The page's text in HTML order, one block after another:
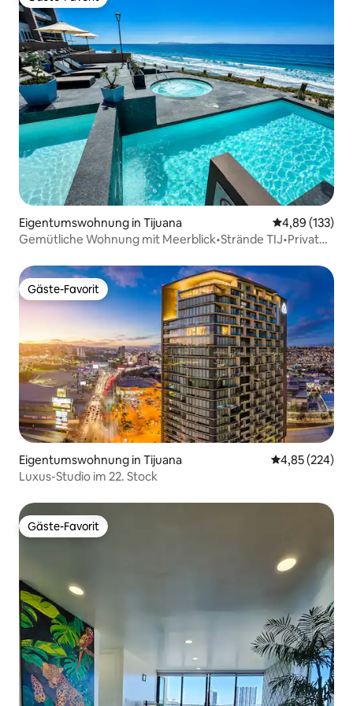
Gäste-Favorit
Eigentumswohnung in Tijuana
4,89 (133)
Gemütliche Wohnung mit Meerblick•Strände TIJ•Privater
Gäste-Favorit
Gäste-Favorit
Eigentumswohnung in Tijuana
4,85 (224)
Luxus-Studio im 22. Stock
Gäste-Favorit
Gäste-Favorit